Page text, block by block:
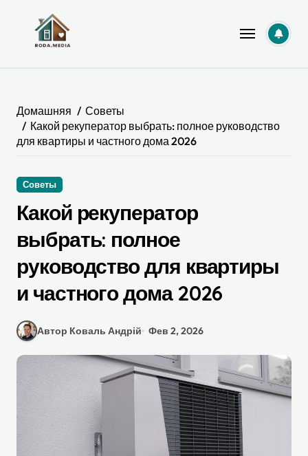
содержанию
Домашняя
Советы
Какой рекуператор выбрать: полное руководство
для квартиры и частного дома 2026
Советы
Какой рекуператор
выбрать: полное
руководство для квартиры
и частного дома 2026
Автор Коваль Андрій Фев 2, 2026